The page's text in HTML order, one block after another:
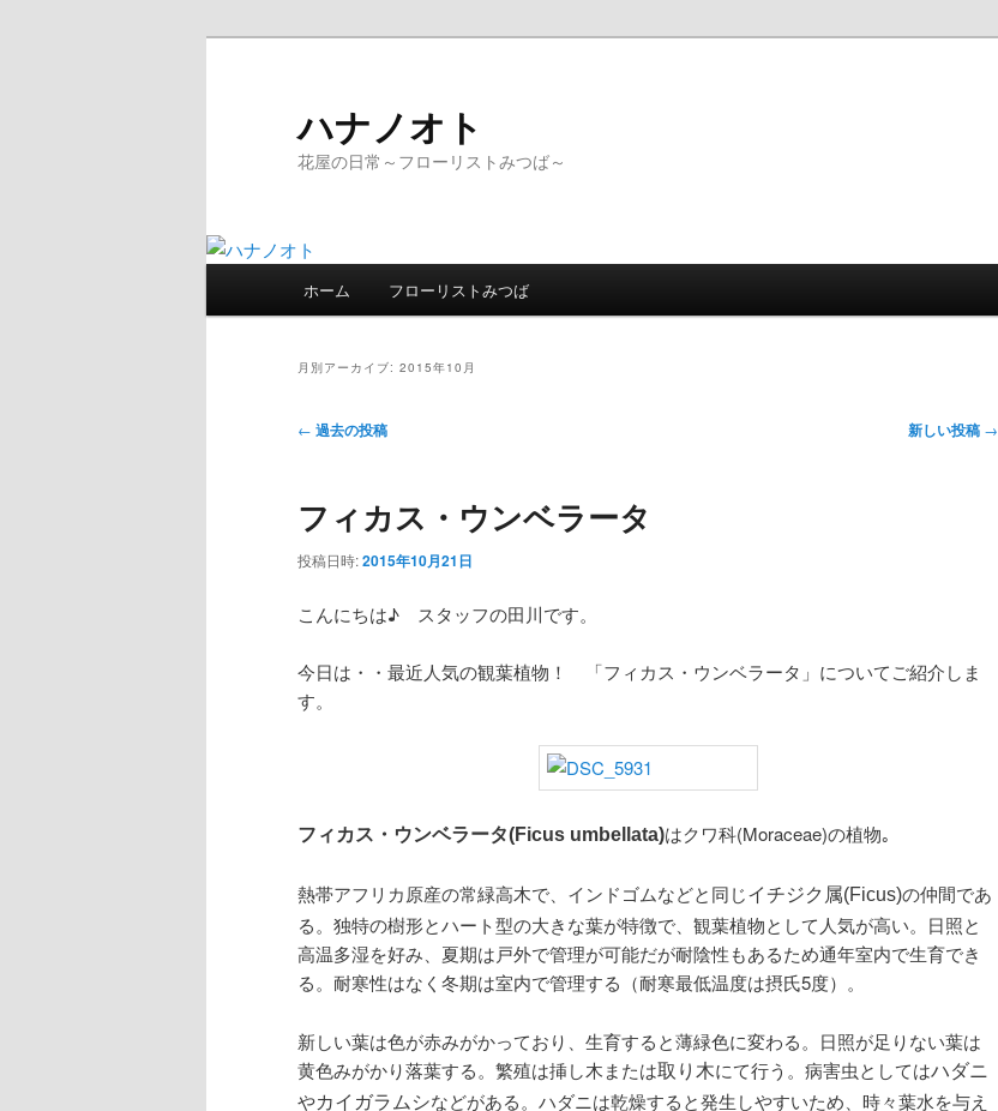
ハナノオト
花屋の日常～フローリストみつば～
メ
ン
ツ
移
動
サ
テ
へ
動
ホーム フローリストみつば
月別アーカイブ: 2015年10月
投
ビ
ー
ョ
ン
← 過去の投稿 新しい投稿 →
フィカス・ウンベラータ
投稿日時:2015年10月21日
こんにちは♪ スタッフの田川です。
今日は・・最近人気の観葉植物！ 「フィカス・ウンベラータ」についてご紹介しま
す。
フィカス・ウンベラータ(Ficus umbellata)はクワ科(Moraceae)の植物｡
熱帯アフリカ原産の常緑高木で、インドゴムなどと同じイチジク属(Ficus)の仲間であ
る。独特の樹形とハート型の大きな葉が特徴で、観葉植物として人気が高い。日照と
高温多湿を好み、夏期は戸外で管理が可能だが耐陰性もあるため通年室内で生育でき
る。耐寒性はなく冬期は室内で管理する（耐寒最低温度は摂氏5度）。
新しい葉は色が赤みがかっており、生育すると薄緑色に変わる。日照が足りない葉は
黄色みがかり落葉する。繁殖は挿し木または取り木にて行う。病害虫としてはハダニ
やカイガラムシなどがある。ハダニは乾燥すると発生しやすいため、時々葉水を与え